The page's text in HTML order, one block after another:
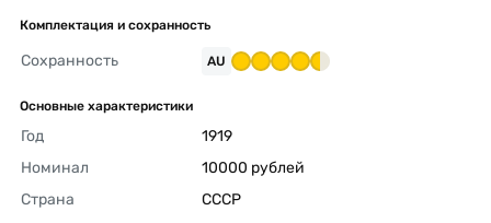
Комплектация и сохранность
Сохранность AU
Основные характеристики
Год
1919
Номинал
10000 рублей
Страна
СССР